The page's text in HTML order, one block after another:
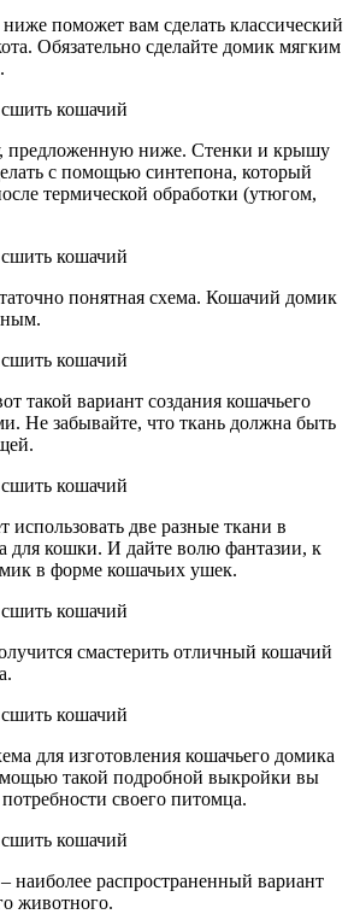
поможет вам сделать классический
Обязательно сделайте домик мягким
предложенную ниже. Стенки и крышу
с помощью синтепона, который
термической обработки (утюгом,
понятная схема. Кошачий домик
такой вариант создания кошачьего
Не забывайте, что ткань должна быть
использовать две разные ткани в
для кошки. И дайте волю фантазии, к
в форме кошачьих ушек.
смастерить отличный кошачий
для изготовления кошачьего домика
такой подробной выкройки вы
своего питомца.
наиболее распространенный вариант
животного.